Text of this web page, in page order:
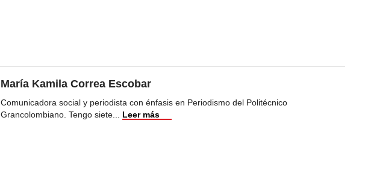
María Kamila Correa Escobar
Comunicadora social y periodista con énfasis en Periodismo del Politécnico
Grancolombiano. Tengo siete
Leer más